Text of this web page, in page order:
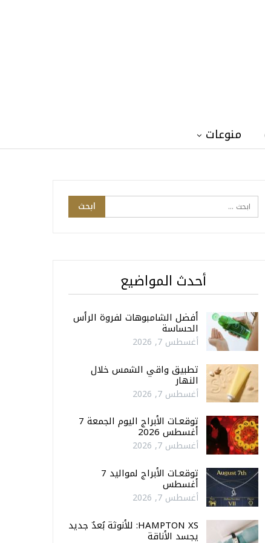
منوعات
أحدث المواضيع
أفضل الشامبوهات لفروة الرأس
الحساسة
أغسطس 7, 2026
تطبيق واقي الشمس خلال
النهار
أغسطس 7, 2026
توقعـات الأبراج اليوم الجمعة 7
أغسطس 2026
أغسطس 7, 2026
توقعـات الأبراج لمواليد 7
أغسطس
أغسطس 7, 2026
HAMPTON XS: للأنوثة بُعدٌ جديد
يجسد الأناقة